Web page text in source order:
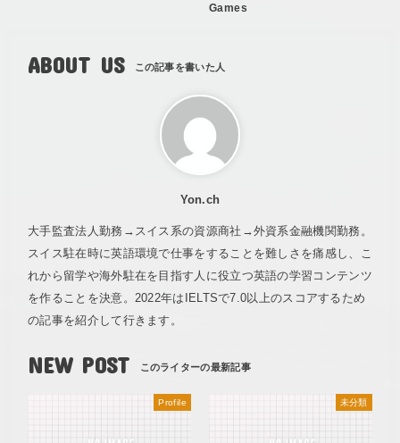
Games
ABOUT US
Yon.ch
大手監査法人勤務→スイス系の資源商社→外資系金融機関勤務。
スイス駐在時に英語環境で仕事をすることを難しさを痛感し、こ
れから留学や海外駐在を目指す人に役立つ英語の学習コンテンツ
を作ることを決意。2022年はIELTSで7.0以上のスコアするため
の記事を紹介して行きます。
NEW POST
Profile 未分類